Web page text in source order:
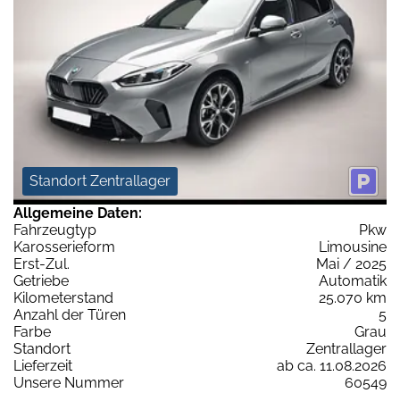
Standort Zentrallager
Allgemeine Daten:
Fahrzeugtyp
Pkw
Karosserieform
Limousine
Erst-Zul.
Mai / 2025
Getriebe
Automatik
Kilometerstand
25.070 km
Anzahl der Türen
5
Farbe
Grau
Standort
Zentrallager
Lieferzeit
ab ca. 11.08.2026
Unsere Nummer
60549